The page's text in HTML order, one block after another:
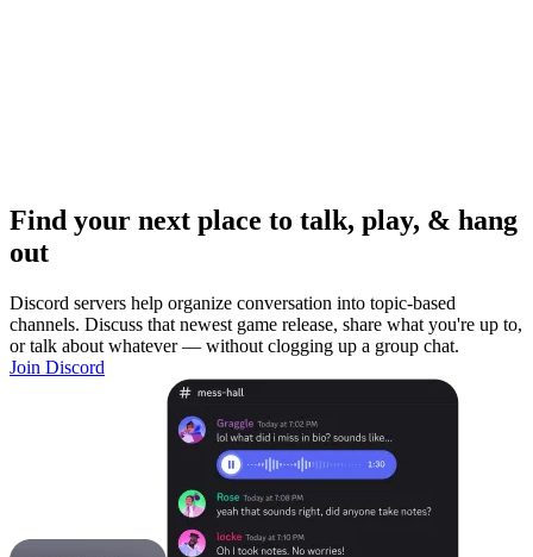
Find your next place to talk, play, & hang
out
Discord servers help organize conversation into topic-based
channels. Discuss that newest game release, share what you're up to,
or talk about whatever — without clogging up a group chat.
Join Discord